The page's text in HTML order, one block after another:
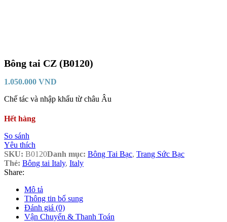
Bông tai CZ (B0120)
1.050.000 VND
Chế tác và nhập khẩu từ châu Âu
Hết hàng
So sánh
Yêu thích
SKU: B0120Danh mục: Bông Tai Bạc, Trang Sức Bạc
Thẻ: Bông tai Italy, Italy
Share:
Mô tả
Thông tin bổ sung
Đánh giá (0)
Vận Chuyển & Thanh Toán